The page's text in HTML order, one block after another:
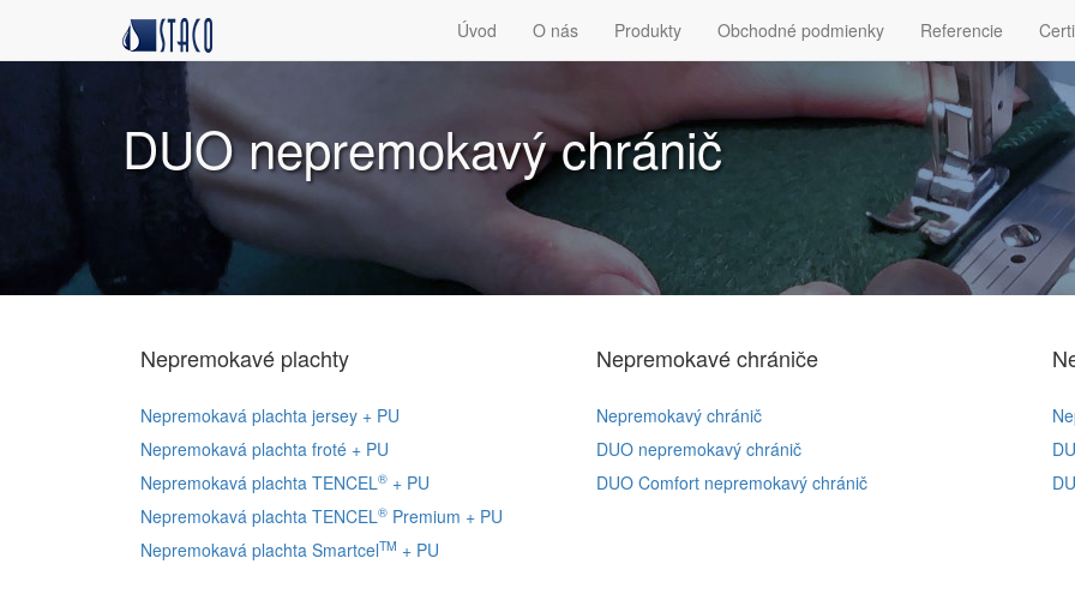
Úvod O nás Produkty Obchodné podmienky Referencie
DUO nepremokavý chránič
Nepremokavé plachty
Nepremokavá plachta jersey + PU
Nepremokavá plachta froté + PU
Nepremokavá plachta TENCEL® + PU
Nepremokavá plachta TENCEL® Premium + PU
Nepremokavá plachta SmartcelTM + PU
Nepremokavé chrániče
Nepremokavý chránič
DUO nepremokavý chránič
DUO Comfort nepremokavý chránič